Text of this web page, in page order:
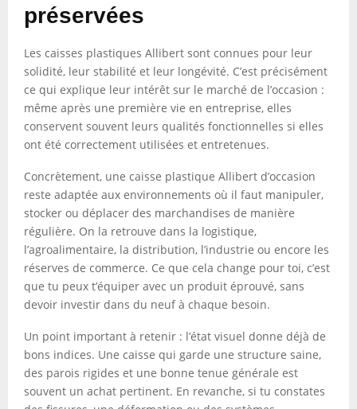
préservées
Les caisses plastiques Allibert sont connues pour leur
solidité, leur stabilité et leur longévité. C’est précisément
ce qui explique leur intérêt sur le marché de l’occasion :
même après une première vie en entreprise, elles
conservent souvent leurs qualités fonctionnelles si elles
ont été correctement utilisées et entretenues.
Concrètement, une caisse plastique Allibert d’occasion
reste adaptée aux environnements où il faut manipuler,
stocker ou déplacer des marchandises de manière
régulière. On la retrouve dans la logistique,
l’agroalimentaire, la distribution, l’industrie ou encore les
réserves de commerce. Ce que cela change pour toi, c’est
que tu peux t’équiper avec un produit éprouvé, sans
devoir investir dans du neuf à chaque besoin.
Un point important à retenir : l’état visuel donne déjà de
bons indices. Une caisse qui garde une structure saine,
des parois rigides et une bonne tenue générale est
souvent un achat pertinent. En revanche, si tu constates